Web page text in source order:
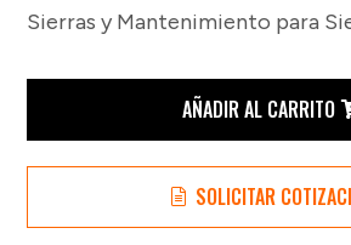
Sierras y Mantenimiento para
AÑADIR AL CARRITO
SOLICITAR